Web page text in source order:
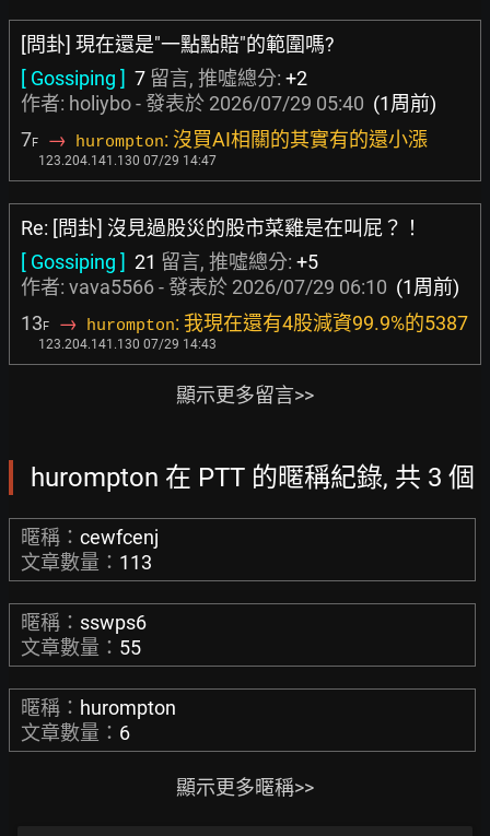
[問卦] 現在還是"一點點賠"的範圍嗎?
[ Gossiping ] 7 留言, 推噓總分: +2
作者: holiybo- 發表於 2026/07/29 05:40 (1周前)
7F → hurompton: 沒買AI相關的其實有的還小漲
123.204.141.130 07/29 14:47
Re: [問卦] 沒見過股災的股市菜雞是在叫屁？！
[ Gossiping ] 21 留言, 推噓總分: +5
作者: vava5566- 發表於 2026/07/29 06:10 (1周前)
13F → hurompton: 我現在還有4股減資99.9%的5387
123.204.141.130 07/29 14:43
顯示更多留言>>
hurompton 在 PTT 的暱稱紀錄, 共 3 個
暱稱： cewfcenj
文章數量： 113
暱稱： sswps6
文章數量： 55
暱稱： hurompton
文章數量： 6
顯示更多暱稱>>